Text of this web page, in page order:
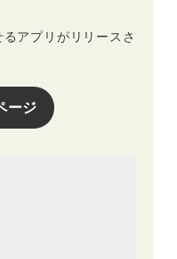
アプリがリリースさ
ージ